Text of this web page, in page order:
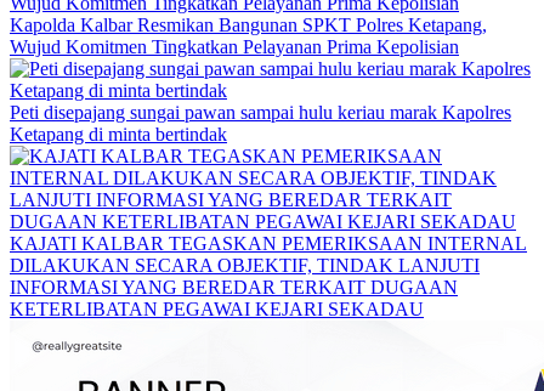
Kapolda Kalbar Resmikan Bangunan SPKT Polres Ketapang,
Wujud Komitmen Tingkatkan Pelayanan Prima Kepolisian
Peti disepajang sungai pawan sampai hulu keriau marak Kapolres
Ketapang di minta bertindak
KAJATI KALBAR TEGASKAN PEMERIKSAAN INTERNAL
DILAKUKAN SECARA OBJEKTIF, TINDAK LANJUTI
INFORMASI YANG BEREDAR TERKAIT DUGAAN
KETERLIBATAN PEGAWAI KEJARI SEKADAU